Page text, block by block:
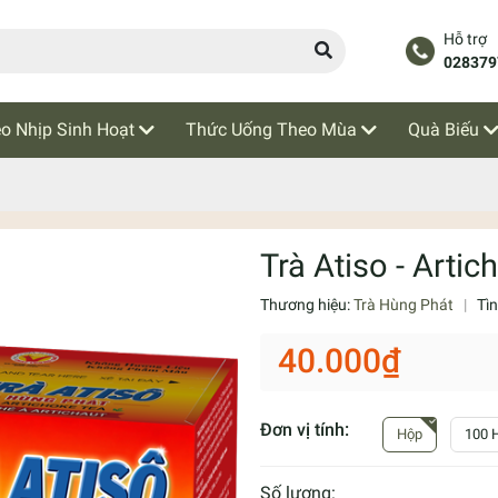
Hỗ trợ
Nhịp Sinh Hoạt Thức Uống Theo Mùa Quà Biếu
Trà Atiso -
Thương hiệu:Trà Hùng Phát |
40.000₫
Đơn vị tính: Hộp 100
Số lượng: